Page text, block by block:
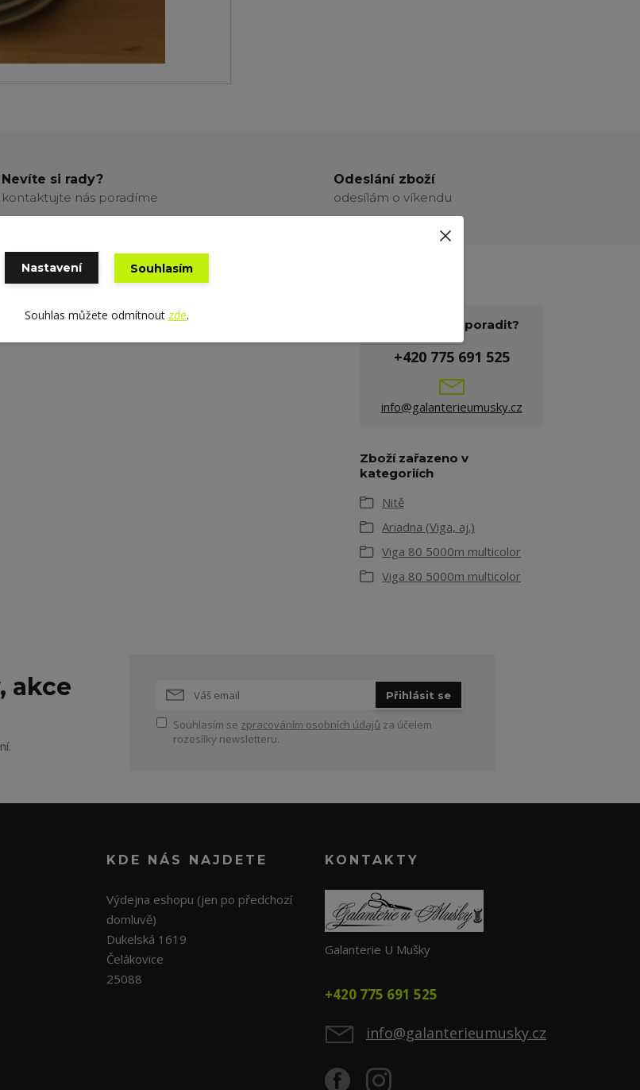
Nevíte si rady?
kontaktujte nás poradíme
Odeslání zboží
odesílám o víkendu
Potřebujete poradit?
+420 775 691 525
info@galanterieumusky.cz
Zboží zařazeno v
kategoriích
Nitě
Ariadna (Viga, aj.)
Viga 80 5000m multicolor
Viga 80 5000m multicolor
akce
Přihlásit se
Souhlasím se zpracováním osobních údajů za účelem
rozesílky newsletteru.
KDE NÁS NAJDETE
Výdejna eshopu (jen po předchozí
domluvě)
Dukelská 1619
Čelákovice
25088
KONTAKTY
Galanterie U Mušky
+420 775 691 525
info@galanterieumusky.cz
Nastavení Souhlasím
Souhlas můžete odmítnout zde.